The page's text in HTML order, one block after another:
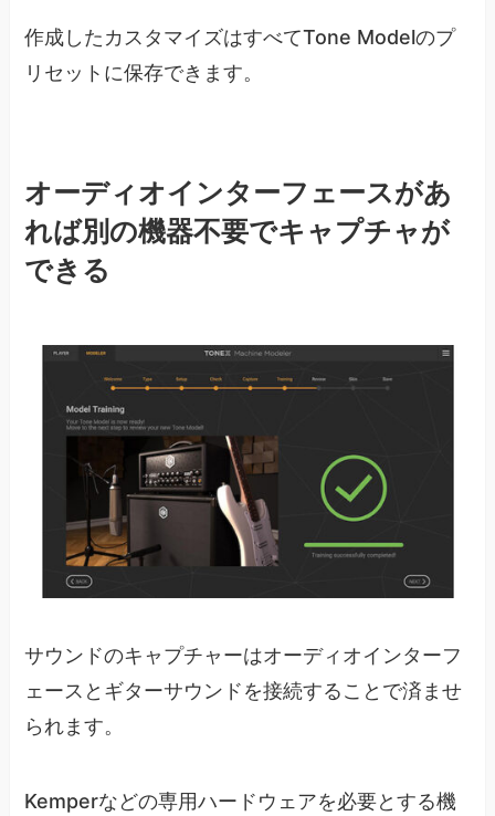
作成したカスタマイズはすべてTone Modelのプ
リセットに保存できます。
オーディオインターフェースがあ
れば別の機器不要でキャプチャが
できる
サウンドのキャプチャーはオーディオインターフ
ェースとギターサウンドを接続することで済ませ
られます。
Kemperなどの専用ハードウェアを必要とする機